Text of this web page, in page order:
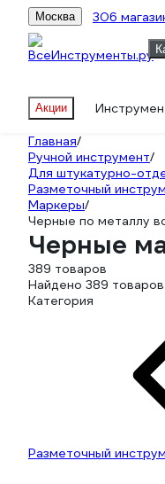
Москва 306
Акции
Главная/
Ручной инструмент/
Для штукатурно-
Разметочный
Маркеры/
Черные по металлу
Черные
389 товаров
Найдено 389 товаров
Категория
Разметочный